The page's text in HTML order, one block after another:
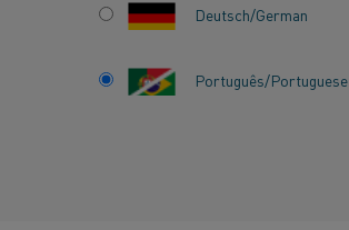
Deutsch/German
Português/Portuguese